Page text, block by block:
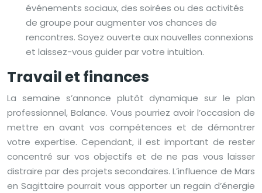
événements sociaux, des soirées ou des activités
de groupe pour augmenter vos chances de
rencontres. Soyez ouverte aux nouvelles connexions
et laissez-vous guider par votre intuition.
Travail et finances
La semaine s’annonce plutôt dynamique sur le plan
professionnel, Balance. Vous pourriez avoir l’occasion de
mettre en avant vos compétences et de démontrer
votre expertise. Cependant, il est important de rester
concentré sur vos objectifs et de ne pas vous laisser
distraire par des projets secondaires. L’influence de Mars
en Sagittaire pourrait vous apporter un regain d’énergie